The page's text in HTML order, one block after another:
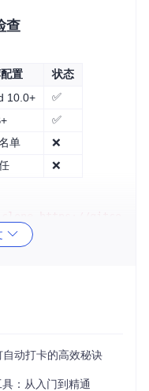
查
置
状态
10.0+
✅
✅
单
❌
❌
https://gitco
。下载完成后，在
装。安装过程中请允
进入手机设置，找
应用被系统后台清理，
动打卡的高效秘诀
：从入门到精通